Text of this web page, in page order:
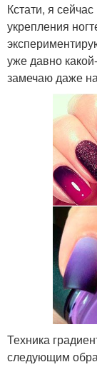
Кстати, я
укрепления
уже давно
замечаю даже
Техника
следующим